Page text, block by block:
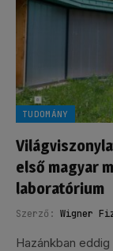
TUDOMÁNY
első magyar
laboratórium
Szerző: Wigner
Hazánkban